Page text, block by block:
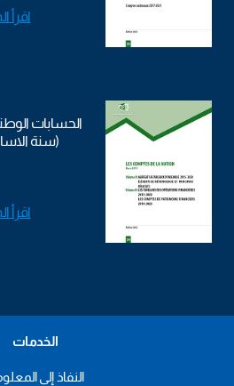
اقرأ
(سنة الاساس
اقرأ
الخدمات
النفاذ إلى